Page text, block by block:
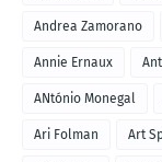
Andrea Zamorano
Annie Ernaux
ANtónio Monegal
Ari Folman Art